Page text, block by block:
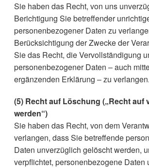
Sie haben das Recht, von uns
Berichtigung Sie betreffender
personenbezogener Daten zu
Berücksichtigung der Zwecke der
Sie das Recht, die Vervollständigung
personenbezogener Daten – auch
ergänzenden Erklärung – zu verlangen.
(5) Recht auf Löschung („Recht auf
werden“)
Sie haben das Recht, von dem
verlangen, dass Sie betreffende
Daten unverzüglich gelöscht werden,
verpflichtet, personenbezogene Daten